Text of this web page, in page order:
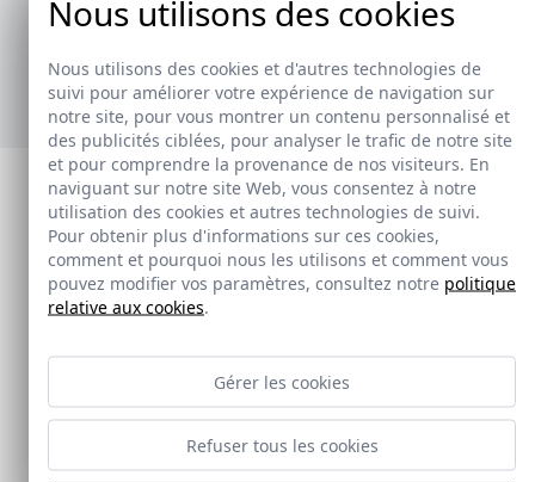
ofrecer soluciones prácticas y versátiles,
adaptándose a diferentes estilos y necesidades.
Ver nuevos toalleros
Nous utilisons des cookies
Nous utilisons des cookies et d'autres technologies de
suivi pour améliorer votre expérience de navigation sur
notre site, pour vous montrer un contenu personnalisé et
des publicités ciblées, pour analyser le trafic de notre site
et pour comprendre la provenance de nos visiteurs. En
naviguant sur notre site Web, vous consentez à notre
utilisation des cookies et autres technologies de suivi.
Pour obtenir plus d'informations sur ces cookies,
comment et pourquoi nous les utilisons et comment vous
pouvez modifier vos paramètres, consultez notre politique
relative aux cookies.
Gérer les cookies
Refuser tous les cookies